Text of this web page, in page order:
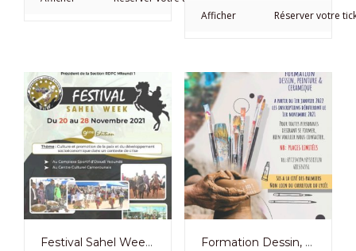
Afficher Réserver votre
Festival Sahel Week Acte 9 à Yaoundé du 20 au 28 Novembre 2021 Formation Dessin, Peinture et Céramique du 1er au 1er 2021